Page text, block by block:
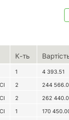
К-ть
1 4 393.51
2 244
2 262
1 170